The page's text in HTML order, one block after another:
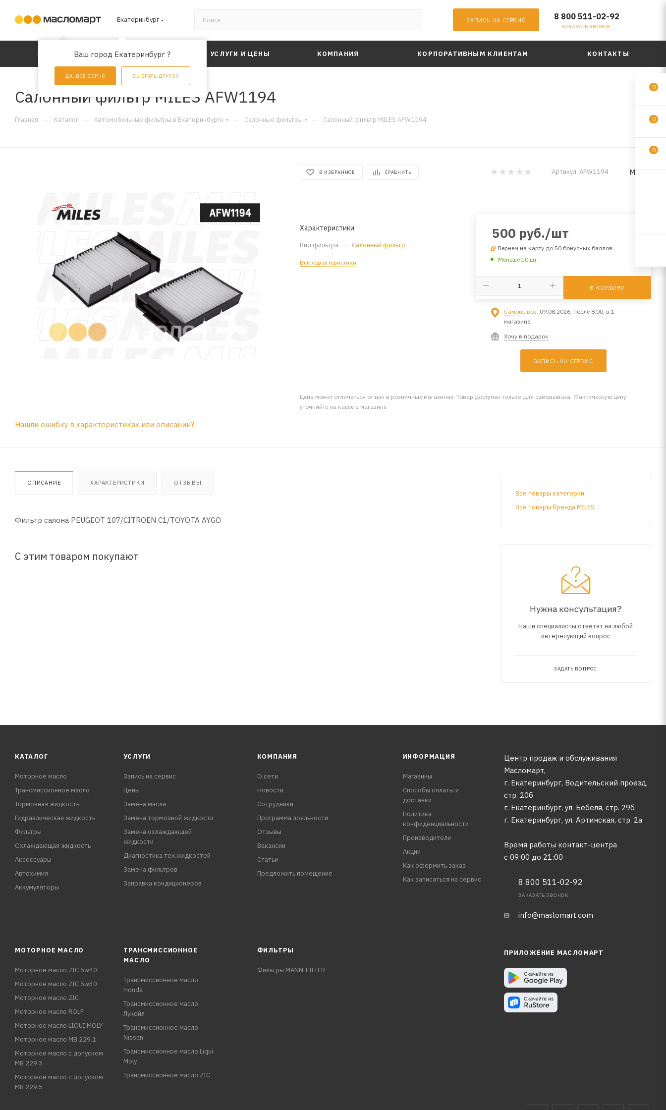
Екатеринбург
Ваш город Екатеринбург ?
ДА, ВСЕ ВЕРНО ВЫБРАТЬ ДРУГОЙ
ЗАПИСЬ НА СЕРВИС 8 800 511-02-92
ЗАКАЗАТЬ ЗВОНОК
КАТАЛОГ АКЦИИ УСЛУГИ И ЦЕНЫ КОМПАНИЯ КОРПОРАТИВНЫМ КЛИЕНТАМ КОНТАКТЫ
Салонный фильтр MILES AFW1194
Главная — Каталог — Автомобильные фильтры в Екатеринбурге — Салонные фильтры — Салонный фильтр MILES AFW1194
В ИЗБРАННОЕ СРАВНИТЬ Артикул: AFW1194 MILES
Характеристики
Вид фильтра — Салонный фильтр
Все характеристики
500 руб./шт
Вернем на карту до 50 бонусных баллов
Меньше 10 шт
В КОРЗИНУ
Самовывоз: 09.08.2026, после 8:00, в 1
магазине
Хочу в подарок
ЗАПИСЬ НА СЕРВИС
Цена может отличаться от цен в розничных магазинах. Товар доступен только для самовывоза. Фактическую цену
уточняйте на кассе в магазине
Нашли ошибку в характеристиках или описании?
ОПИСАНИЕ ХАРАКТЕРИСТИКИ ОТЗЫВЫ
Фильтр салона PEUGEOT 107/CITROEN C1/TOYOTA AYGO
С этим товаром покупают
Все товары категории
Все товары бренда MILES
Нужна консультация?
Наши специалисты ответят на любой
интересующий вопрос
ЗАДАТЬ ВОПРОС
КАТАЛОГ
Моторное масло
Трансмиссионное масло
Тормозная жидкость
Гидравлическая жидкость
Фильтры
Охлаждающая жидкость
Аксессуары
Автохимия
Аккумуляторы
УСЛУГИ
Запись на сервис
Цены
Замена масла
Замена тормозной жидкости
Замена охлаждающей
жидкости
Диагностика тех.жидкостей
Замена фильтров
Заправка кондиционеров
КОМПАНИЯ
О сети
Новости
Сотрудники
Программа лояльности
Отзывы
Вакансии
Статьи
Предложить помещение
ИНФОРМАЦИЯ
Магазины
Способы оплаты и
доставки
Политика
конфиденциальности
Производители
Акции
Как оформить заказ
Как записаться на сервис
Центр продаж и обслуживания
Масломарт,
г. Екатеринбург, Водительский проезд,
стр. 20б
г. Екатеринбург, ул. Бебеля, стр. 29б
г. Екатеринбург, ул. Артинская, стр. 2а
Время работы контакт-центра
с 09:00 до 21:00
8 800 511-02-92
ЗАКАЗАТЬ ЗВОНОК
info@maslomart.com
МОТОРНОЕ МАСЛО
Моторное масло ZIC 5w40
Моторное масло ZIC 5w30
Моторное масло ZIC
Моторное масло ROLF
Моторное масло LIQUI MOLY
Моторное масло MB 229.1
Моторное масло с допуском
MB 229.3
Моторное масло с допуском
MB 229.5
ТРАНСМИССИОННОЕ
МАСЛО
Трансмиссионное масло
Honda
Трансмиссионное масло
Лукойл
Трансмиссионное масло
Nissan
Трансмиссионное масло Liqui
Moly
Трансмиссионное масло ZIC
ФИЛЬТРЫ
Фильтры MANN-FILTER
ПРИЛОЖЕНИЕ МАСЛОМАРТ
0
0
0